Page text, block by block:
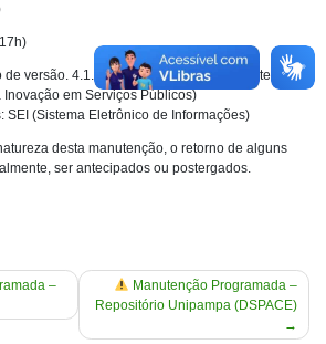
de versão. 4.1.5 .(mais informações
Fonte:
Inovação em Serviços Públicos)
SEI (Sistema Eletrônico de Informações)
desta manutenção, o retorno de alguns
ser antecipados ou postergados.
–
Manutenção Programada –
Repositório Unipampa (DSPACE)